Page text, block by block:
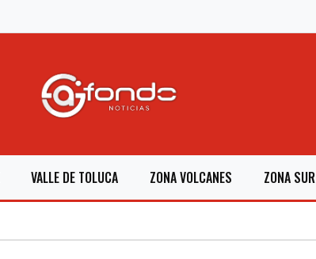
VALLE DE TOLUCA ZONA VOLCANES ZONA SUR